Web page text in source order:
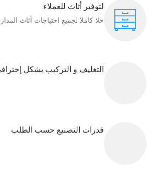
لتوفير أثاث للعملاء
حلا كاملا لجميع احتياجات أثاث
التغليف و التركيب بشكل
قدرات التصنيع حسب الطلب